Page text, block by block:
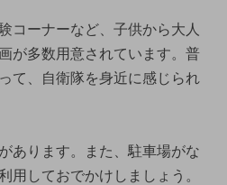
コーナーなど、子供から大人
が多数用意されています。普
て、自衛隊を身近に感じられ
あります。また、駐車場がな
用しておでかけしましょう。